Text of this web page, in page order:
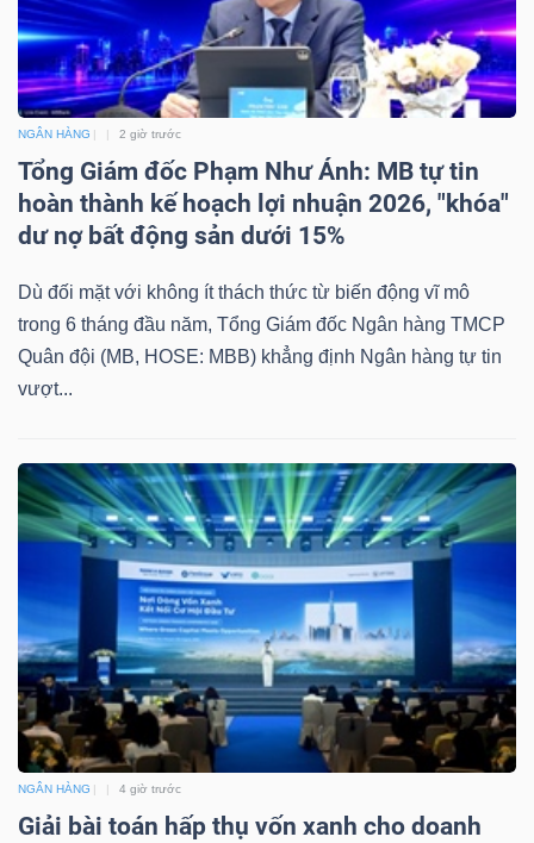
NGÂN HÀNG 2 giờ trước
Tổng Giám đốc Phạm Như Ánh: MB tự tin
hoàn thành kế hoạch lợi nhuận 2026, "khóa"
dư nợ bất động sản dưới 15%
Dù đối mặt với không ít thách thức từ biến động vĩ mô
trong 6 tháng đầu năm, Tổng Giám đốc Ngân hàng TMCP
Quân đội (MB, HOSE: MBB) khẳng định Ngân hàng tự tin
vượt...
NGÂN HÀNG 4 giờ trước
Giải bài toán hấp thụ vốn xanh cho doanh